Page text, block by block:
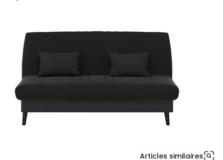
Articles similaires